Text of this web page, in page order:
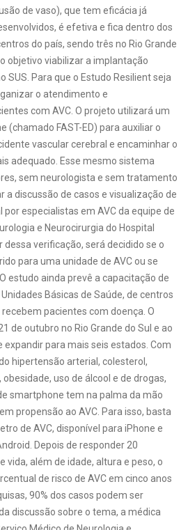
de vaso), que tem eficácia já
é efetiva e fica dentro dos
do país, sendo três no Rio Grande
objetivo viabilizar a implantação
Para que o Estudo Resilient seja
o atendimento e
com AVC. O projeto utilizará um
(chamado FAST-ED) para auxiliar o
vascular cerebral e encaminhar o
adequado. Esse mesmo sistema
sem neurologista e sem tratamento
a discussão de casos e visualização de
especialistas em AVC da equipe de
e Neurocirurgia do Hospital
dessa verificação, será decidido se o
para uma unidade de AVC ou se
estudo ainda prevê a capacitação de
Básicas de Saúde, de centros
pacientes com doença. O
de outubro no Rio Grande do Sul e ao
expandir para mais seis estados. Com
hipertensão arterial, colesterol,
uso de álcool e de drogas,
smartphone tem na palma da mão
propensão ao AVC. Para isso, basta
de AVC, disponível para iPhone e
Depois de responder 20
vida, além de idade, altura e peso, o
de risco de AVC em cinco anos
90% dos casos podem ser
discussão sobre o tema, a médica